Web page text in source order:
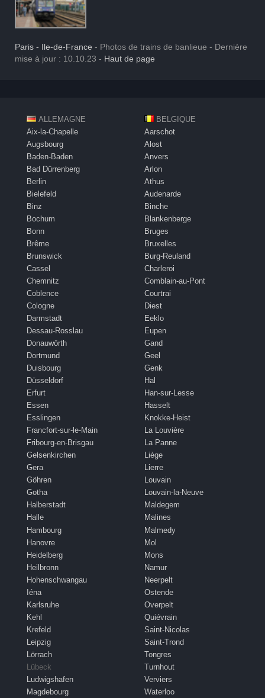
Paris - Ile-de-France - Photos de trains de banlieue - Dernière
mise à jour : 10.10.23 - Haut de page
ALLEMAGNE
Aix-la-Chapelle
Augsbourg
Baden-Baden
Bad Dürrenberg
Berlin
Bielefeld
Binz
Bochum
Bonn
Brême
Brunswick
Cassel
Chemnitz
Coblence
Cologne
Darmstadt
Dessau-Rosslau
Donauwörth
Dortmund
Duisbourg
Düsseldorf
Erfurt
Essen
Esslingen
Francfort-sur-le-Main
Fribourg-en-Brisgau
Gelsenkirchen
Gera
Göhren
Gotha
Halberstadt
Halle
Hambourg
Hanovre
Heidelberg
Heilbronn
Hohenschwangau
Iéna
Karlsruhe
Kehl
Krefeld
Leipzig
Lörrach
Lübeck
Ludwigshafen
Magdebourg
BELGIQUE
Aarschot
Alost
Anvers
Arlon
Athus
Audenarde
Binche
Blankenberge
Bruges
Bruxelles
Burg-Reuland
Charleroi
Comblain-au-Pont
Courtrai
Diest
Eeklo
Eupen
Gand
Geel
Genk
Hal
Han-sur-Lesse
Hasselt
Knokke-Heist
La Louvière
La Panne
Liège
Lierre
Louvain
Louvain-la-Neuve
Maldegem
Malines
Malmedy
Mol
Mons
Namur
Neerpelt
Ostende
Overpelt
Quiévrain
Saint-Nicolas
Saint-Trond
Tongres
Turnhout
Verviers
Waterloo